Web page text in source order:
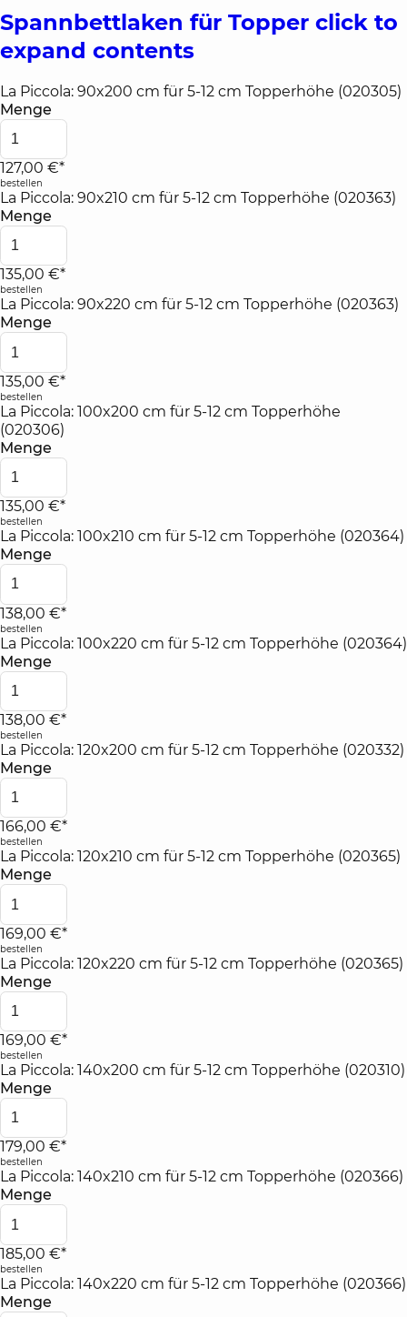
Spannbettlaken für Topper click to
expand contents
La Piccola: 90x200 cm für 5-12 cm Topperhöhe (020305)
Menge
127,00 €*
bestellen
La Piccola: 90x210 cm für 5-12 cm Topperhöhe (020363)
Menge
135,00 €*
bestellen
La Piccola: 90x220 cm für 5-12 cm Topperhöhe (020363)
Menge
135,00 €*
bestellen
La Piccola: 100x200 cm für 5-12 cm Topperhöhe
(020306)
Menge
135,00 €*
bestellen
La Piccola: 100x210 cm für 5-12 cm Topperhöhe (020364)
Menge
138,00 €*
bestellen
La Piccola: 100x220 cm für 5-12 cm Topperhöhe (020364)
Menge
138,00 €*
bestellen
La Piccola: 120x200 cm für 5-12 cm Topperhöhe (020332)
Menge
166,00 €*
bestellen
La Piccola: 120x210 cm für 5-12 cm Topperhöhe (020365)
Menge
169,00 €*
bestellen
La Piccola: 120x220 cm für 5-12 cm Topperhöhe (020365)
Menge
169,00 €*
bestellen
La Piccola: 140x200 cm für 5-12 cm Topperhöhe (020310)
Menge
179,00 €*
bestellen
La Piccola: 140x210 cm für 5-12 cm Topperhöhe (020366)
Menge
185,00 €*
bestellen
La Piccola: 140x220 cm für 5-12 cm Topperhöhe (020366)
Menge